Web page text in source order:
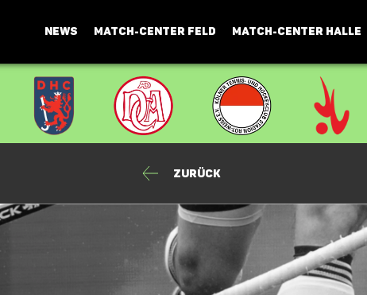
NEWS MATCH-CENTER FELD MATCH-CENTER HALLE
Zurück